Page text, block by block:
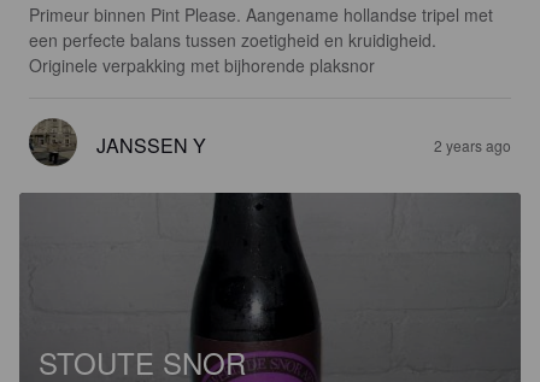
Primeur binnen Pint Please. Aangename hollandse tripel met
een perfecte balans tussen zoetigheid en kruidigheid.
Originele verpakking met bijhorende plaksnor
JANSSEN Y 2 years ago
STOUTE SNOR